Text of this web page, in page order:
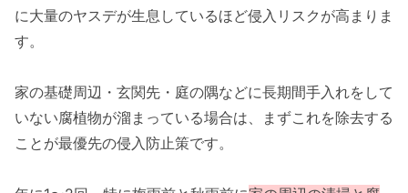
に大量のヤスデが生息しているほど侵入リスクが高まりま
す。
家の基礎周辺・玄関先・庭の隅などに長期間手入れをして
いない腐植物が溜まっている場合は、まずこれを除去する
ことが最優先の侵入防止策です。